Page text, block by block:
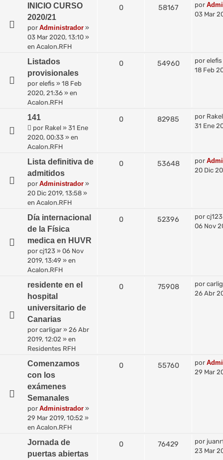
INICIO CURSO
2020/21
por Administrador »
03 Mar 2020, 13:10 »
en Acalon.RFH
0 58167 por
03 Mar
Listados
provisionales
por elefis » 18 Feb
2020, 21:36 » en
Acalon.RFH
0 54960 por elefis
18 Feb
141
por Rakel » 31 Ene
2020, 00:33 » en
Acalon.RFH
0 82985 por Rakel
31 Ene
Lista definitiva de
admitidos
por Administrador »
20 Dic 2019, 13:58 »
en Acalon.RFH
0 53648 por
20 Dic
Día internacional
de la Física
medica en HUVR
por cj123 » 06 Nov
2019, 13:49 » en
Acalon.RFH
0 52396 por cj123
06 Nov
residente en el
hospital
universitario de
Canarias
por carligar » 26 Abr
2019, 12:02 » en
Residentes RFH
0 75908 por
26 Abr
Comenzamos
con los
exámenes
Semanales
por Administrador »
29 Mar 2019, 10:52 »
en Acalon.RFH
0 55760 por
29 Mar
Jornada de
puertas abiertas
0 76429 por
23 Mar